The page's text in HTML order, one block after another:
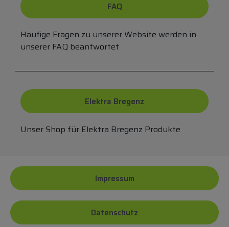
FAQ
Häufige Fragen zu unserer Website werden in
unserer FAQ beantwortet
Elektra Bregenz
Unser Shop für Elektra Bregenz Produkte
Impressum
Datenschutz